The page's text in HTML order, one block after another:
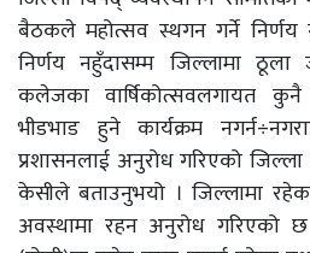
बैठकले महोत्सव स्थगन गर्ने निर्णय
निर्णय नहुँदासम्म जिल्लामा
कलेजका वार्षिकोत्सवलगायत
भीडभाड हुने कार्यक्रम
प्रशासनलाई अनुरोध गरिएको
केसीले बताउनुभयो । जिल्लामा
अवस्थामा रहन अनुरोध गरिएको